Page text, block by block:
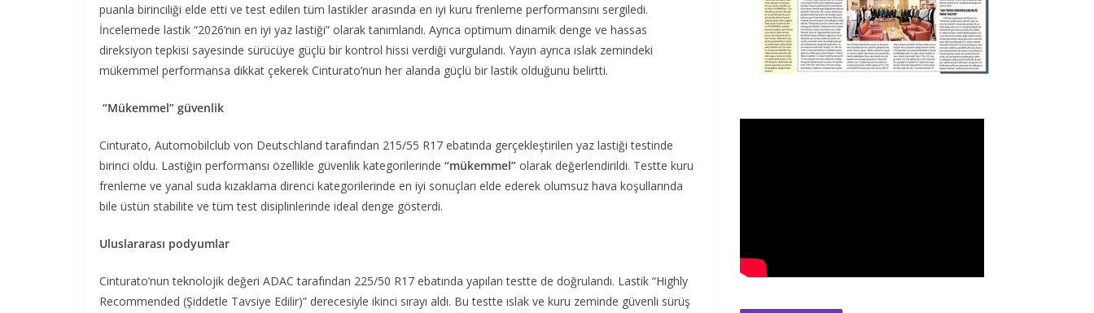
puanla birinciliği elde etti ve test edilen tüm lastikler arasında en iyi kuru frenleme performansını sergiledi.
İncelemede lastik “2026’nın en iyi yaz lastiği” olarak tanımlandı. Ayrıca optimum dinamik denge ve hassas
direksiyon tepkisi sayesinde sürücüye güçlü bir kontrol hissi verdiği vurgulandı. Yayın ayrıca ıslak zemindeki
mükemmel performansa dikkat çekerek Cinturato’nun her alanda güçlü bir lastik olduğunu belirtti.
“Mükemmel” güvenlik
Cinturato, Automobilclub von Deutschland tarafından 215/55 R17 ebatında gerçekleştirilen yaz lastiği testinde
birinci oldu. Lastiğin performansı özellikle güvenlik kategorilerinde “mükemmel” olarak değerlendirildi. Testte kuru
frenleme ve yanal suda kızaklama direnci kategorilerinde en iyi sonuçları elde ederek olumsuz hava koşullarında
bile üstün stabilite ve tüm test disiplinlerinde ideal denge gösterdi.
Uluslararası podyumlar
Cinturato’nun teknolojik değeri ADAC tarafından 225/50 R17 ebatında yapılan testte de doğrulandı. Lastik “Highly
Recommended (Şiddetle Tavsiye Edilir)” derecesiyle ikinci sırayı aldı. Bu testte ıslak ve kuru zeminde güvenli sürüş